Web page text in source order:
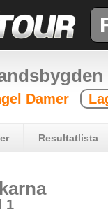
Damer
Resultatlista
1